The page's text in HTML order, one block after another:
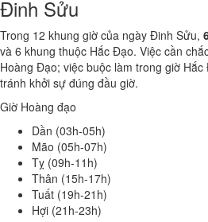
Đinh Sửu
Trong 12 khung giờ của ngày Đinh Sửu,
và 6 khung thuộc Hắc Đạo. Việc cần
Hoàng Đạo; việc buộc làm trong giờ
tránh khởi sự đúng đầu giờ.
Giờ Hoàng đạo
Dần (03h-05h)
Mão (05h-07h)
Tỵ (09h-11h)
Thân (15h-17h)
Tuất (19h-21h)
Hợi (21h-23h)